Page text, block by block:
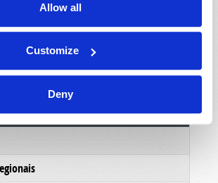
Allow all
Customize
Deny
Cristo,
da Igreja Viva de Deus.